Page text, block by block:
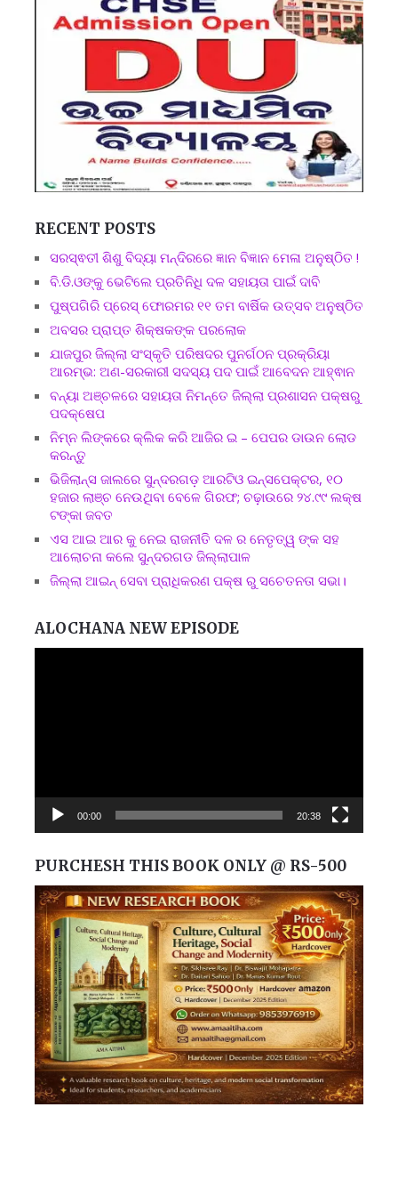
RECENT POSTS
ସରସ୍ଵତୀ ଶିଶୁ ବିଦ୍ୟା ମନ୍ଦିରରେ ଜ୍ଞାନ ବିଜ୍ଞାନ ମେଳା ଅନୁଷ୍ଠିତ !
ବି.ଡି.ଓଙ୍କୁ ଭେଟିଲେ ପ୍ରତିନିଧି ଦଳ ସହାୟତା ପାଇଁ ଦାବି
ପୁଷ୍ପଗିରି ପ୍ରେସ୍ ଫୋରମର ୧୧ ତମ ବାର୍ଷିକ ଉତ୍ସବ ଅନୁଷ୍ଠିତ
ଅବସର ପ୍ରାପ୍ତ ଶିକ୍ଷକଙ୍କ ପରଲୋକ
ଯାଜପୁର ଜିଲ୍ଲା ସଂସ୍କୃତି ପରିଷଦର ପୁନର୍ଗଠନ ପ୍ରକ୍ରିୟା
ଆରମ୍ଭ: ଅଣ-ସରକାରୀ ସଦସ୍ୟ ପଦ ପାଇଁ ଆବେଦନ ଆହ୍ଵାନ
ବନ୍ୟା ଅଞ୍ଚଳରେ ସହାୟତା ନିମନ୍ତେ ଜିଲ୍ଲା ପ୍ରଶାସନ ପକ୍ଷରୁ
ପଦକ୍ଷେପ
ନିମ୍ନ ଲିଙ୍କରେ କ୍ଲିକ କରି ଆଜିର ଇ – ପେପର ଡାଉନ ଲୋଡ
କରନ୍ତୁ
ଭିଜିଲାନ୍ସ ଜାଲରେ ସୁନ୍ଦରଗଡ଼ ଆରଟିଓ ଇନ୍ସପେକ୍ଟର, ୧୦
ହଜାର ଲାଞ୍ଚ ନେଉଥିବା ବେଳେ ଗିରଫ; ଚଢ଼ାଉରେ ୨୪.୯୯ ଲକ୍ଷ
ଟଙ୍କା ଜବତ
ଏସ ଆଇ ଆର କୁ ନେଇ ରାଜନୀତି ଦଳ ର ନେତୃତ୍ୱ ଙ୍କ ସହ
ଆଲୋଚନା କଲେ ସୁନ୍ଦରଗଡ ଜିଲ୍ଲାପାଳ
ଜିଲ୍ଲା ଆଇନ୍ ସେବା ପ୍ରାଧିକରଣ ପକ୍ଷ ରୁ ସଚେତନତା ସଭା।
ALOCHANA NEW EPISODE
00:00 20:38
PURCHESH THIS BOOK ONLY @ RS-500